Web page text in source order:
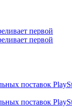
первой
первой
поставок
поставок